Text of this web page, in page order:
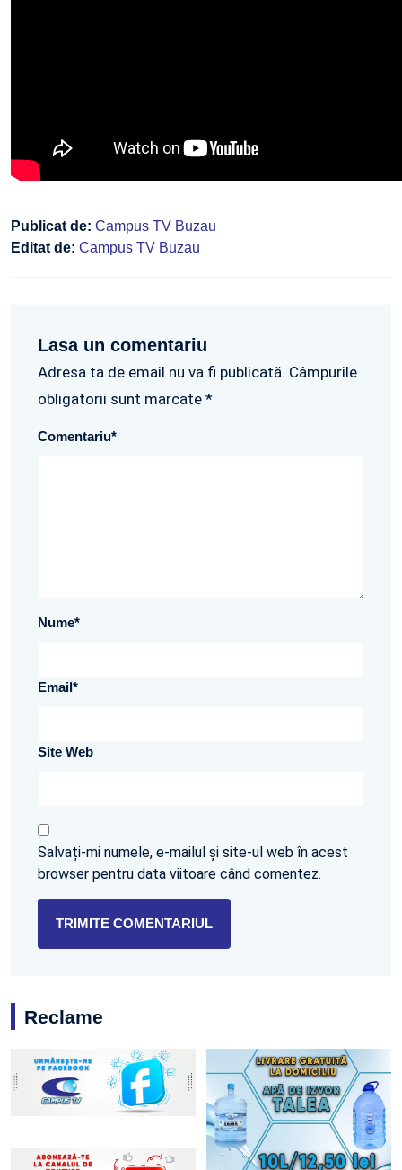
Publicat de: Campus TV Buzau
Editat de: Campus TV Buzau
Lasa un comentariu
Adresa ta de email nu va fi publicată. Câmpurile
obligatorii sunt marcate *
Comentariu*
Nume*
Email*
Site Web
Salvați-mi numele, e-mailul și site-ul web în acest
browser pentru data viitoare când comentez.
Reclame